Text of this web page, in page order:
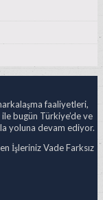
faaliyetleri,
bugün Türkiye’de ve
yoluna devam ediyor.
İşleriniz Vade Farksız